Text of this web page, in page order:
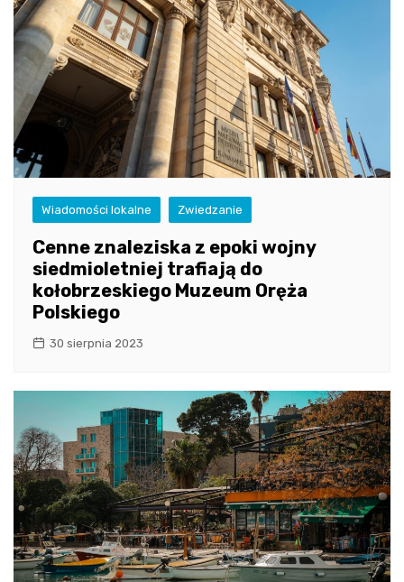
Wiadomości lokalne Zwiedzanie
Cenne znaleziska z epoki wojny
siedmioletniej trafiają do
kołobrzeskiego Muzeum Oręża
Polskiego
30 sierpnia 2023